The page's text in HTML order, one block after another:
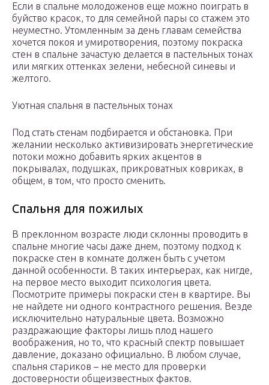
Если в спальне молодоженов еще можно поиграть в
буйство красок, то для семейной пары со стажем это
неуместно. Утомленным за день главам семейства
хочется покоя и умиротворения, поэтому покраска
стен в спальне зачастую делается в пастельных тонах
или мягких оттенках зелени, небесной синевы и
желтого.
Уютная спальня в пастельных тонах
Под стать стенам подбирается и обстановка. При
желании несколько активизировать энергетические
потоки можно добавить ярких акцентов в
покрывалах, подушках, прикроватных ковриках, в
общем, в том, что просто сменить.
Спальня для пожилых
В преклонном возрасте люди склонны проводить в
спальне многие часы даже днем, поэтому подход к
покраске стен в комнате должен быть с учетом
данной особенности. В таких интерьерах, как нигде,
на первое место выходит психология цвета.
Посмотрите примеры покраски стен в квартире. Вы
не найдете ни одного контрастного решения. Везде
исключительно натуральные цвета. Возможно
раздражающие факторы лишь плод нашего
воображения, но то, что красный спектр повышает
давление, доказано официально. В любом случае,
спальня стариков – не место для проверки
достоверности общеизвестных фактов.